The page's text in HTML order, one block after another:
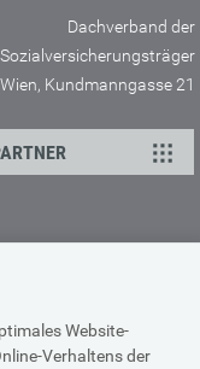
Website-
Verhaltens der
Dachverband der
Sozialversicherungsträger
Kundmanngasse 21
& Sicherheit